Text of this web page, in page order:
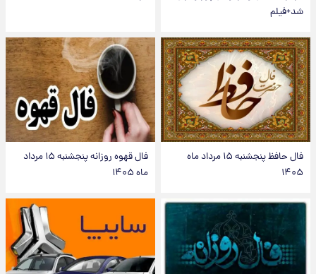
شد+فیلم
فال حافظ پنجشنبه ۱۵ مرداد ماه
۱۴۰۵
فال قهوه روزانه پنجشنبه ۱۵ مرداد
ماه ۱۴۰۵